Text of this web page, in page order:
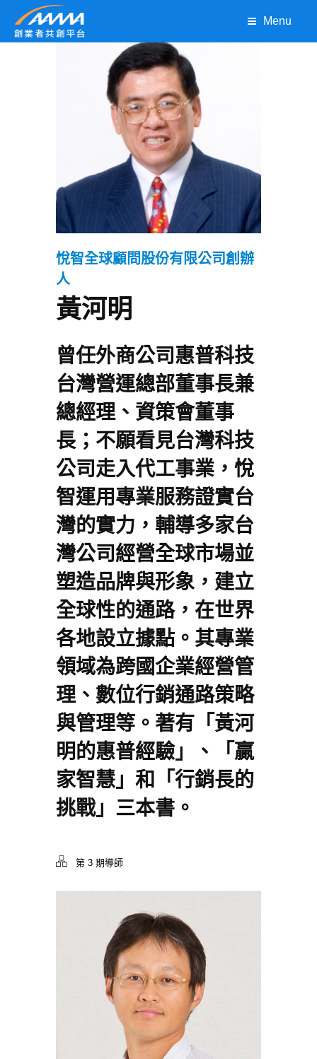
Menu
悅智全球顧問股份有限公司創辦
人
黃河明
曾任外商公司惠普科技
台灣營運總部董事長兼
總經理、資策會董事
長；不願看見台灣科技
公司走入代工事業，悅
智運用專業服務證實台
灣的實力，輔導多家台
灣公司經營全球市場並
塑造品牌與形象，建立
全球性的通路，在世界
各地設立據點。其專業
領域為跨國企業經營管
理、數位行銷通路策略
與管理等。著有「黃河
明的惠普經驗」、「贏
家智慧」和「行銷長的
挑戰」三本書。
第 3 期導師